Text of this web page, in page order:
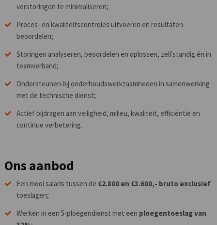
verstoringen te minimaliseren;
Proces- en kwaliteitscontroles uitvoeren en resultaten
beoordelen;
Storingen analyseren, beoordelen en oplossen, zelfstandig én in
teamverband;
Ondersteunen bij onderhoudswerkzaamheden in samenwerking
met de technische dienst;
Actief bijdragen aan veiligheid, milieu, kwaliteit, efficiëntie en
continue verbetering.
Ons aanbod
Een mooi salaris tussen de €2.800 en €3.600,- bruto exclusief
toeslagen;
Werken in een 5-ploegendienst met een ploegentoeslag van